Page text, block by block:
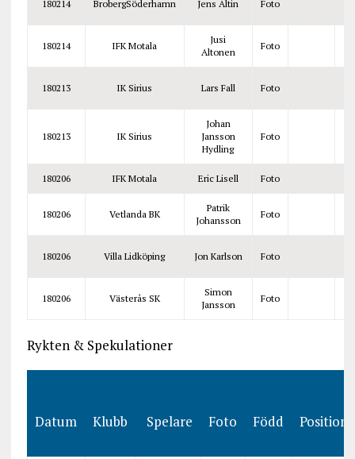
180214 BrobergSöderhamn Jens Altin Foto
180214 IFK Motala
Jusi
Altonen
Foto
180213 IK Sirius Lars Fall Foto
180213 IK Sirius
Johan
Jansson
Hydling
Foto
180206 IFK Motala Eric Lisell Foto
180206 Vetlanda BK
Patrik
Johansson
Foto
180206 Villa Lidköping Jon Karlson Foto
180206 Västerås SK
Simon
Jansson
Foto
Rykten & Spekulationer
Datum
Klubb Spelare Foto Född Position